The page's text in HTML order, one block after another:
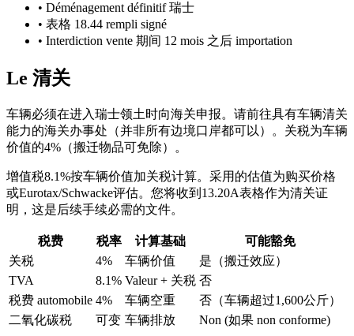
• Déménagement définitif 瑞士
• 表格 18.44 rempli signé
• Interdiction vente 期间 12 mois 之后 importation
Le 清关
车辆必须在进入瑞士领土时向海关申报。请前往具有车辆清关
能力的海关办事处（并非所有边境口岸都可以）。关税为车辆
价值的4%（搬迁物品可免除）。
增值税8.1%按车辆价值加关税计算。采用的估值为购买价格
或Eurotax/Schwacke评估。您将收到13.20A表格作为清关证
明，这是后续手续必需的文件。
税费 税率 计算基础
可能豁免
关税
4% 车辆价值
是（搬迁效应）
TVA
8.1% Valeur + 关税 否
税费 automobile 4% 车辆空重
否（车辆超过1,600公斤）
二氧化碳税
可变 车辆排放 Non (如果 non conforme)